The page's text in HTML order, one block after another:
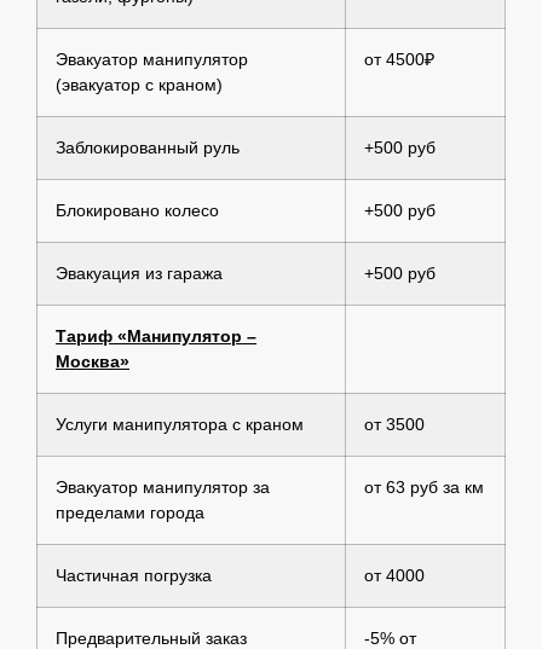
Эвакуатор манипулятор
(эвакуатор с краном)
от 4500₽
Заблокированный руль +500 руб
Блокировано колесо +500 руб
Эвакуация из гаража +500 руб
Тариф «Манипулятор –
Москва»
Услуги манипулятора с краном от 3500
Эвакуатор манипулятор за
пределами города
от 63 руб за км
Частичная погрузка от 4000
Предварительный заказ
-5% от